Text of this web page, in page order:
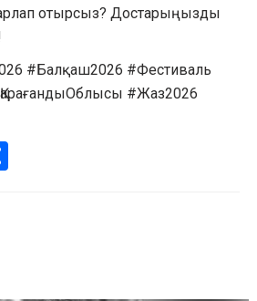
отырсыз? Достарыңызды
#Балқаш2026 #Фестиваль
#Жаз2026